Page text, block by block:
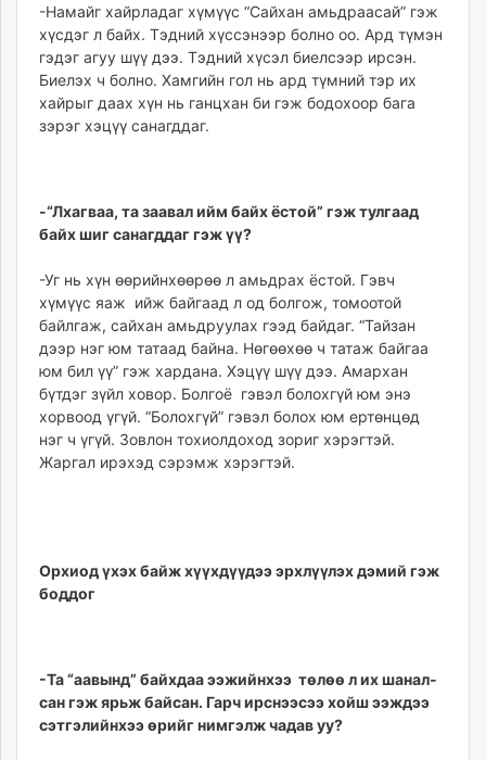
-Намайг хайрладаг хү­мүүс “Сайхан амьдраасай” гэж
хүсдэг л байх. Тэдний хүссэнээр болно оо. Ард тү­мэн
гэдэг агуу шүү дээ. Тэд­ний хүсэл биелсээр ирсэн.
Биелэх ч болно. Хамгийн гол нь ард түм­ний тэр их
хайрыг даах хүн нь ганцхан би гэж бодохоор бага
зэрэг хэцүү санагддаг.
-“Лхагваа, та заавал ийм байх ёстой” гэж тул­гаад
байх шиг санагддаг гэж үү?
-Уг нь хүн өөрийнхөөрөө л амьдрах ёстой. Гэвч
хүмүүс яаж ийж байгаад л од бол­гож, томоотой
байлгаж, сай­хан амьдруулах гээд байдаг. “Тайзан
дээр нэг юм татаад байна. Нөгөөхөө ч та­таж байгаа
юм бил үү” гэж хардана. Хэцүү шүү дээ. Амархан
бүтдэг зүйл ховор. Болгоё гэвэл болохгүй юм энэ
хорвоод үгүй. “Болох­гүй” гэвэл болох юм ер­төн­цөд
нэг ч үгүй. Зовлон тохиолдоход зориг хэрэгтэй.
Жаргал ирэхэд сэрэмж хэрэгтэй.
Орхиод үхэх байж хүүхдүүдээ эрхлүүлэх дэмий гэж
боддог
-Та “аавынд” байхдаа ээжийнхээ төлөө л их ша­нал­
сан гэж ярьж байсан. Гарч ирснээсээ хойш ээж­дээ
сэт­гэлийнхээ өрийг ним­гэлж чадав уу?